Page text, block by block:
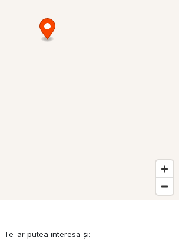
Te-ar putea interesa și: